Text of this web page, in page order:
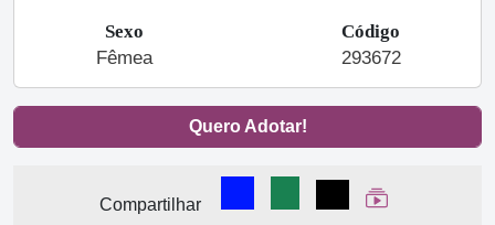
Sexo
Fêmea
Código
293672
Quero Adotar!
Compartilhar
Compartilhar no Facebook
Compartilhar no
Compartilhar
Ver Web Story